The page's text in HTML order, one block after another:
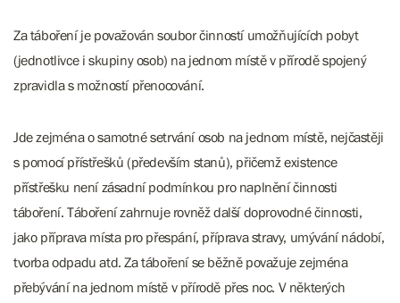
Za táboření je považován soubor činností umožňujících pobyt
(jednotlivce i skupiny osob) na jednom místě v přírodě spojený
zpravidla s možností přenocování.
Jde zejména o samotné setrvání osob na jednom místě, nejčastěji
s pomocí přístřešků (především stanů), přičemž existence
přístřešku není zásadní podmínkou pro naplnění činnosti
táboření. Táboření zahrnuje rovněž další doprovodné činnosti,
jako příprava místa pro přespání, příprava stravy, umývání nádobí,
tvorba odpadu atd. Za táboření se běžně považuje zejména
přebývání na jednom místě v přírodě přes noc. V některých